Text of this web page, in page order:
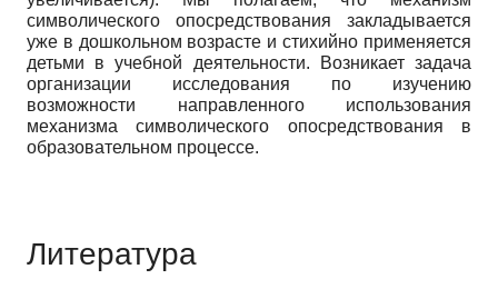
символического опосредствования закладывается
уже в дошкольном возрасте и стихийно применяется
детьми в учебной деятельности. Возникает задача
организации исследования по изучению
возможности направленного использования
механизма символического опосредствования в
образовательном процессе.
Литература